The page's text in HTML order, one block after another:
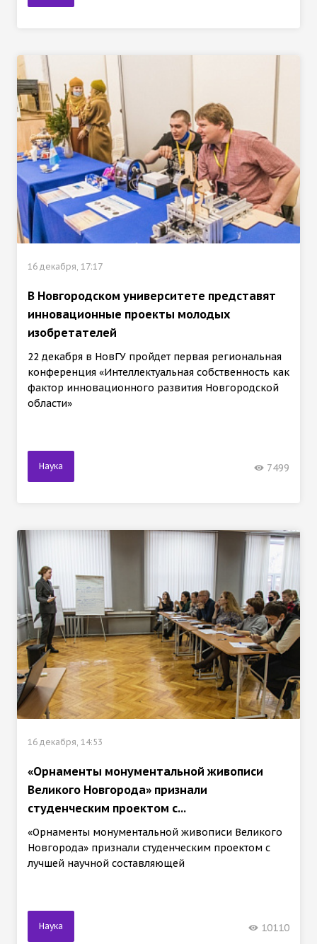
16 декабря, 17:17
В Новгородском университете представят
инновационные проекты молодых
изобретателей
22 декабря в НовГУ пройдет первая региональная
конференция «Интеллектуальная собственность как
фактор инновационного развития Новгородской
области»
Наука 7499
16 декабря, 14:53
«Орнаменты монументальной живописи
Великого Новгорода» признали
студенческим проектом с...
«Орнаменты монументальной живописи Великого
Новгорода» признали студенческим проектом с
лучшей научной составляющей
Наука 10110